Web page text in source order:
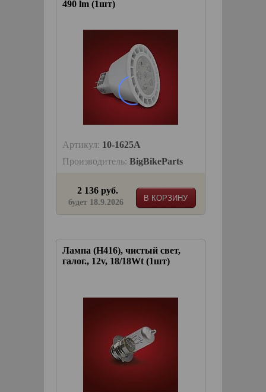
490 lm (1шт)
Артикул: 10-1625A
Производитель: BigBikeParts
В КОРЗИНУ
2 136 руб.
будет 18.9.2026
Лампа (H416), чистый свет,
галог., 12v, 18/18Wt (1шт)